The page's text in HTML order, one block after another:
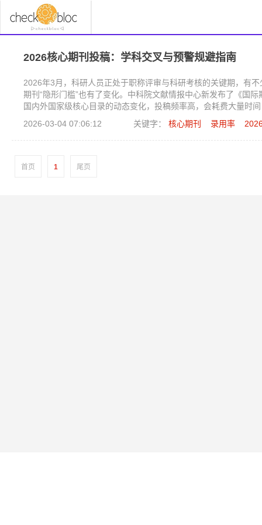
2026核心期刊投稿：学科交叉与预警规避指南
2026年3月，科研人员正处于职称评审与科研考核的关键期，有
期刊“隐形门槛”也有了变化。中科院文献情报中心新发布了《国
国内外国家级核心目录的动态变化，投稿频率高，会耗费大量时
2026-03-04 07:06:12
关键字： 核心期刊 录用率
首页 1 尾页